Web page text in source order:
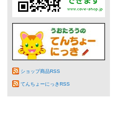
ショップ商品RSS
てんちょーにっきRSS